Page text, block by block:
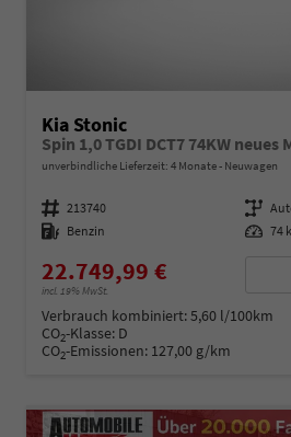
Kia Stonic
Spin 1,0 TGDI DCT7 74KW neues
unverbindliche Lieferzeit: 4 Monate Neuwagen
Fahrzeugnummer 213740 Getriebe
Kraftstoff Benzin Leistung 74
22.749,99 €
incl. 19% MwSt.
Verbrauch kombiniert:5,60 l/100km
CO2-Klasse: D
CO2-Emissionen: 127,00 g/km